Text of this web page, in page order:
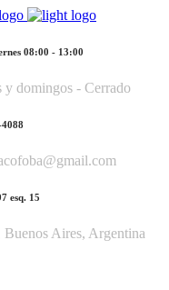
08:00 - 13:00
y domingos - Cerrado
esq. 15
Buenos Aires, Argentina